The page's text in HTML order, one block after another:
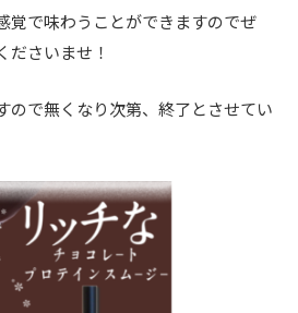
覚で味わうことができますのでぜ
ださいませ！
で無くなり次第、終了とさせてい